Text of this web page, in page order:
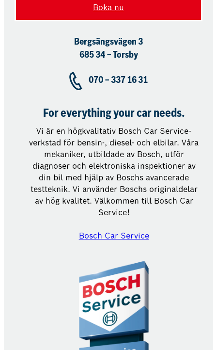
Boka nu
Bergsängsvägen 3
685 34 – Torsby
070 – 337 16 31
For everything your car needs.
Vi är en högkvalitativ Bosch Car Service-
verkstad för bensin-, diesel- och elbilar. Våra
mekaniker, utbildade av Bosch, utför
diagnoser och elektroniska inspektioner av
din bil med hjälp av Boschs avancerade
testteknik. Vi använder Boschs originaldelar
av hög kvalitet. Välkommen till Bosch Car
Service!
Bosch Car Service